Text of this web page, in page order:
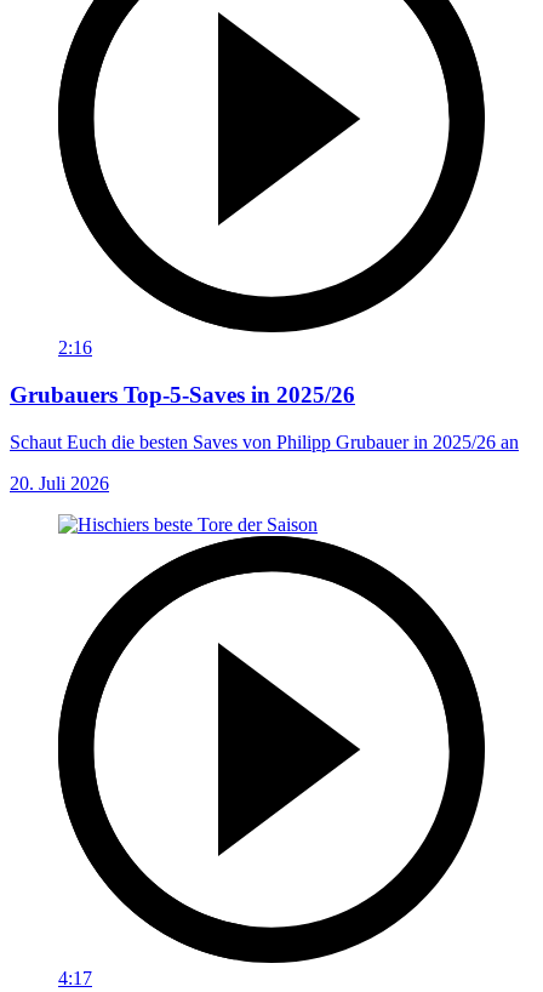
2:16
Grubauers Top-5-Saves in 2025/26
Schaut Euch die besten Saves von Philipp Grubauer in 2025/26 an
20. Juli 2026
4:17